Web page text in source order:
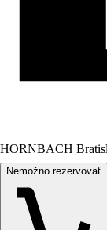
HORNBACH
Nemožno rezervovať